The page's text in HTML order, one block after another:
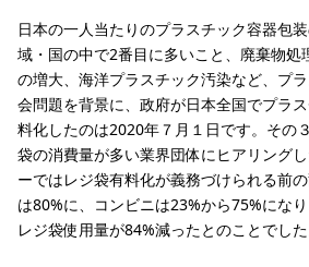
日本の一人当たりのプラスチック容器包
域・国の中で2番目に多いこと、廃棄物処
の増大、海洋プラスチック汚染など、プ
会問題を背景に、政府が日本全国でプラ
料化したのは2020年７月１日です。その
袋の消費量が多い業界団体にヒアリング
ーではレジ袋有料化が義務づけられる前
は80%に、コンビニは23%から75%にな
レジ袋使用量が84%減ったとのことでした